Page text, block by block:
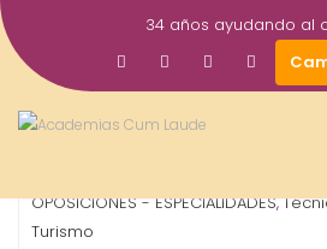
Saltar
al
contenido
34 años ayudando al
Dic
2024
Gestor
OPOSICIONES - ESPECIALIDADES,
Turismo